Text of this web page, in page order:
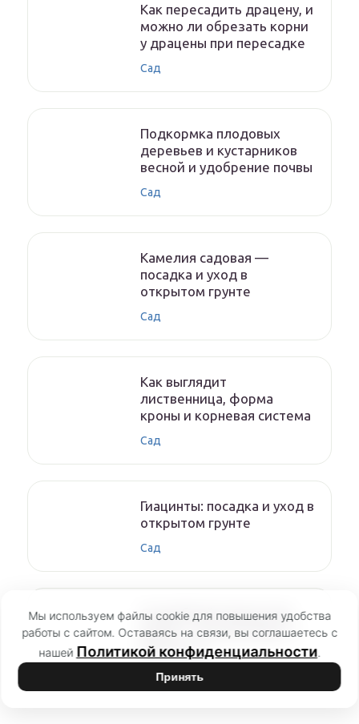
Как пересадить драцену, и
можно ли обрезать корни
у драцены при пересадке
Сад
Подкормка плодовых
деревьев и кустарников
весной и удобрение почвы
Сад
Камелия садовая —
посадка и уход в
открытом грунте
Сад
Как выглядит
лиственница, форма
кроны и корневая система
Сад
Гиацинты: посадка и уход в
открытом грунте
Сад
Съедобный папоротник
орляк — как выглядит и
где растет
Папоротники
Мы используем файлы cookie для повышения удобства
работы с сайтом. Оставаясь на связи, вы соглашаетесь с
нашей Политикой конфиденциальности.
Принять